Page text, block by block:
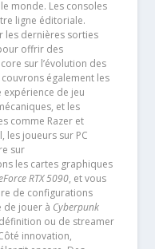
monde. Les consoles
ligne éditoriale.
les dernières sorties
offrir des
sur l’évolution des
également les
de jeu
et les
comme Razer et
les joueurs sur PC
sur
les cartes graphiques
RTX 5090, et vous
de configurations
de jouer à Cyberpunk
ou de streamer
innovation,